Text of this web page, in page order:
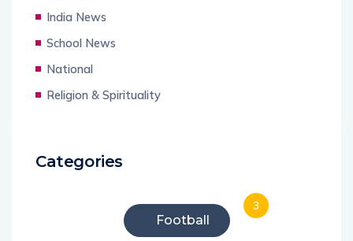
India News
School News
National
Religion & Spirituality
Categories
Football
3